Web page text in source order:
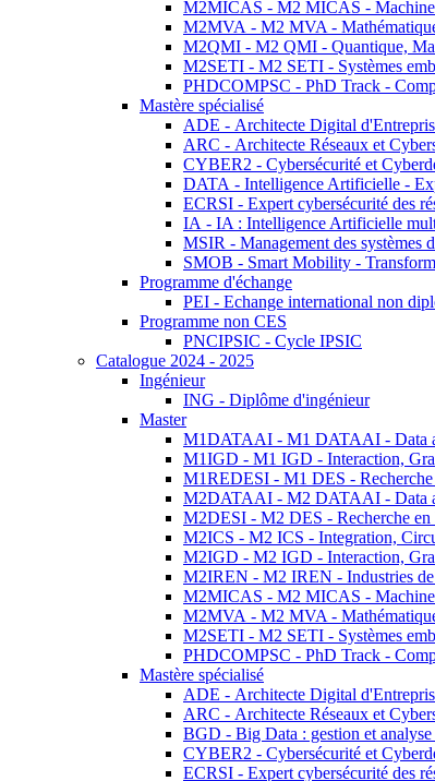
M2MICAS - M2 MICAS -
M2MVA - M2 MVA -
M2QMI - M2 QMI - Quantique,
M2SETI - M2 SETI - Systèmes
PHDCOMPSC - PhD Track -
Mastère spécialisé
ADE - Architecte Digital
ARC - Architecte Réseaux et
CYBER2 - Cybersécurité et
DATA - Intelligence Artificielle -
ECRSI - Expert cybersécurité des
IA - IA : Intelligence Artificielle
MSIR - Management des systèmes
SMOB - Smart Mobility -
Programme d'échange
PEI - Echange international non
Programme non CES
PNCIPSIC - Cycle IPSIC
Catalogue 2024 - 2025
Ingénieur
ING - Diplôme d'ingénieur
Master
M1DATAAI - M1 DATAAI - Data
M1IGD - M1 IGD - Interaction,
M1REDESI - M1 DES - Recherche
M2DATAAI - M2 DATAAI - Data
M2DESI - M2 DES - Recherche en
M2ICS - M2 ICS - Integration,
M2IGD - M2 IGD - Interaction,
M2IREN - M2 IREN - Industries de
M2MICAS - M2 MICAS -
M2MVA - M2 MVA -
M2SETI - M2 SETI - Systèmes
PHDCOMPSC - PhD Track -
Mastère spécialisé
ADE - Architecte Digital
ARC - Architecte Réseaux et
BGD - Big Data : gestion et analyse
CYBER2 - Cybersécurité et
ECRSI - Expert cybersécurité des